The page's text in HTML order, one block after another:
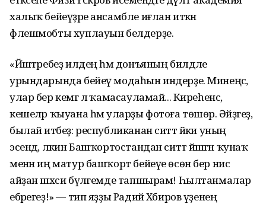
халыҡ бейеүҙәре ансамбле иғлан иткән
флешмобты хуплауын белдерҙе.
«Йәштәребеҙ илдең һәм донъяның билдәле
урындарында бейеү модаһын индерҙе. Минеңсә,
улар бер кемгә лә ҡамасауламай... Киреһенсә,
кешеләр ҡыуана һәм уларҙы фотоға төшөрә. Әйҙәгеҙ,
былай итәбеҙ: республиканан ситтә йәки уның
эсендә, ләкин Башҡортостандан ситтә йәшәгән ҡунаҡ
менән иң матур башҡорт бейеүе өсөн бер нисә
айҙан шәхси бүләгемде тапшырам! Һылтанмалар
ебәрегеҙ!» — тип яҙҙы Радий Хәбиров үҙенең